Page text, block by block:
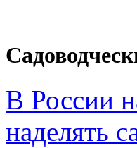
В России
наделять